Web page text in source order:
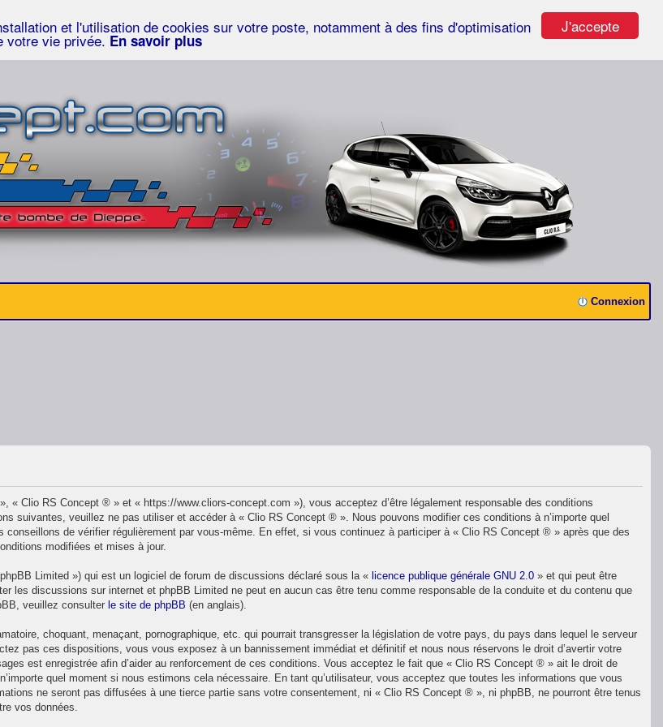
J'accepte
et l'utilisation de cookies sur votre poste, notamment à des fins d'optimisation
votre vie privée. En savoir plus
Connexion
Clio RS Concept ® » et « https://www.cliors-concept.com »), vous acceptez d’être légalement responsable des conditions
suivantes, veuillez ne pas utiliser et accéder à « Clio RS Concept ® ». Nous pouvons modifier ces conditions à n’importe quel
de vérifier régulièrement par vous-même. En effet, si vous continuez à participer à « Clio RS Concept ® » après que des
modifiées et mises à jour.
Limited ») qui est un logiciel de forum de discussions déclaré sous la « licence publique générale GNU 2.0 » et qui peut être
les discussions sur internet et phpBB Limited ne peut en aucun cas être tenu comme responsable de la conduite et du contenu que
veuillez consulter le site de phpBB (en anglais).
choquant, menaçant, pornographique, etc. qui pourrait transgresser la législation de votre pays, du pays dans lequel le serveur
pas ces dispositions, vous vous exposez à un bannissement immédiat et définitif et nous nous réservons le droit d’avertir votre
est enregistrée afin d’aider au renforcement de ces conditions. Vous acceptez le fait que « Clio RS Concept ® » ait le droit de
quel moment si nous estimons cela nécessaire. En tant qu’utilisateur, vous acceptez que toutes les informations que vous
ne seront pas diffusées à une tierce partie sans votre consentement, ni « Clio RS Concept ® », ni phpBB, ne pourront être tenus
vos données.